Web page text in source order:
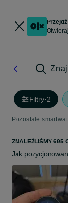
Filtry·2
Pozostałe
ZNALEŹLIŚMY 695
Jak